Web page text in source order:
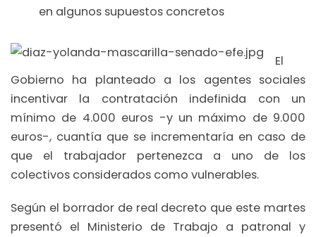
en algunos supuestos concretos
El
Gobierno ha planteado a los agentes sociales
incentivar la contratación indefinida con un
mínimo de 4.000 euros -y un máximo de 9.000
euros-, cuantía que se incrementaría en caso de
que el trabajador pertenezca a uno de los
colectivos considerados como vulnerables.
Según el borrador de real decreto que este martes
presentó el Ministerio de Trabajo a patronal y